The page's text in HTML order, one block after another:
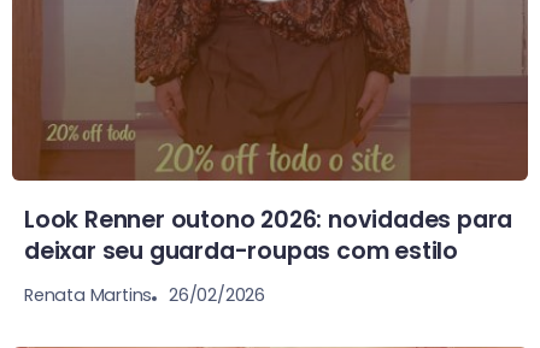
Look Renner outono 2026: novidades para
deixar seu guarda-roupas com estilo
Renata Martins 26/02/2026